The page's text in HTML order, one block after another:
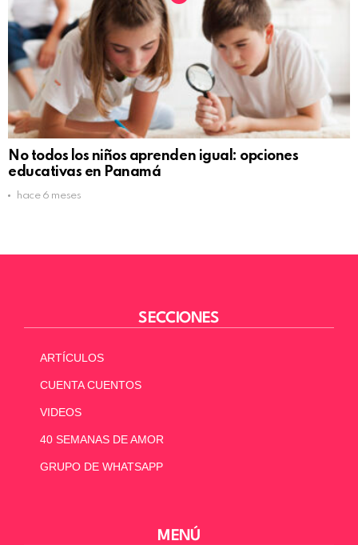
No todos los niños aprenden igual: opciones
educativas en Panamá
hace 6 meses
SECCIONES
ARTÍCULOS
CUENTA CUENTOS
VIDEOS
40 SEMANAS DE AMOR
GRUPO DE WHATSAPP
MENÚ